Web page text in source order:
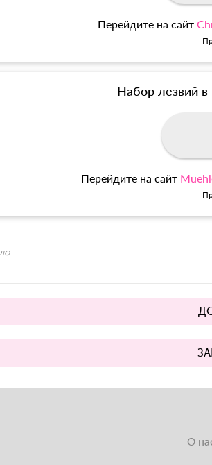
Перейдите на сайт
Набор лезвий в
Перейдите на сайт
О